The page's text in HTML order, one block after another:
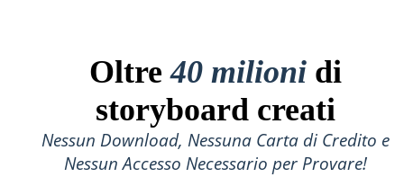
Oltre40 milioni di
storyboard creati
Nessun Download, Nessuna Carta di Credito e
Nessun Accesso Necessario per Provare!